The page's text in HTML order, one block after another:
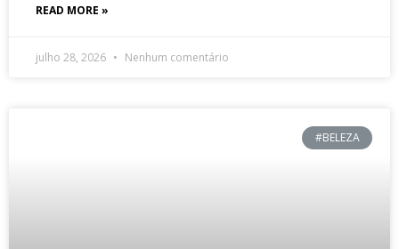
READ MORE »
julho 28, 2026 Nenhum comentário
#BELEZA